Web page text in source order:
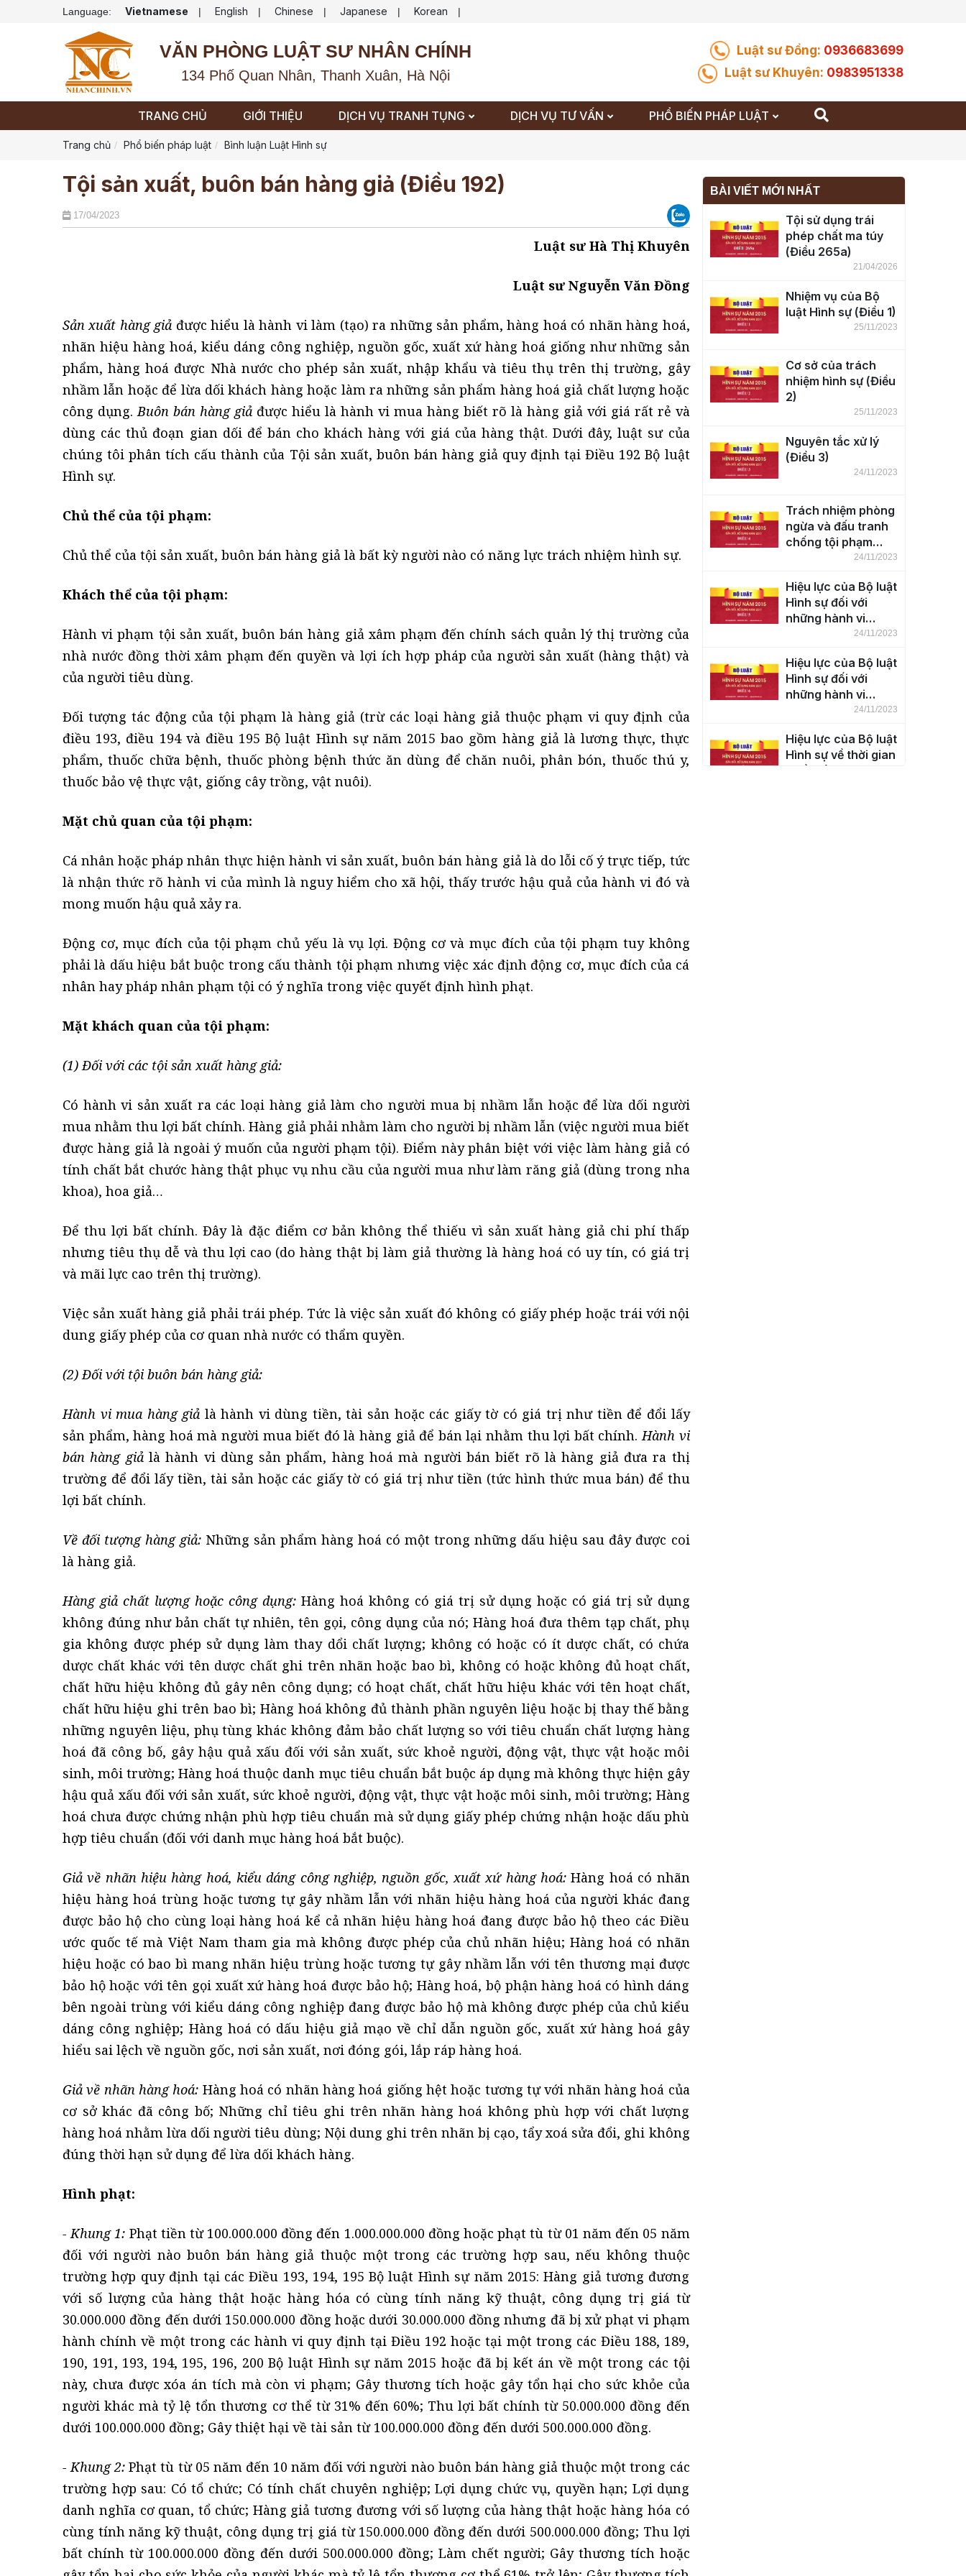
Language: Vietnamese | English | Chinese | Japanese | Korean |
VĂN PHÒNG LUẬT SƯ NHÂN CHÍNH
134 Phố Quan Nhân, Thanh Xuân, Hà Nội
Luật sư Đồng: 0936683699
Luật sư Khuyên: 0983951338
TRANG CHỦ GIỚI THIỆU DỊCH VỤ TRANH TỤNG DỊCH VỤ TƯ VẤN PHỔ BIẾN PHÁP LUẬT
Trang chủ Phổ biến pháp luật Bình luận Luật Hình sự
Tội sản xuất, buôn bán hàng giả (Điều 192)
17/04/2023
Luật sư Hà Thị Khuyên
Luật sư Nguyễn Văn Đồng
Sản xuất hàng giả được hiểu là hành vi làm (tạo) ra những sản phẩm, hàng hoá có nhãn hàng hoá,
nhãn hiệu hàng hoá, kiểu dáng công nghiệp, nguồn gốc, xuất xứ hàng hoá giống như những sản
phẩm, hàng hoá được Nhà nước cho phép sản xuất, nhập khẩu và tiêu thụ trên thị trường, gây
nhầm lẫn hoặc để lừa dối khách hàng hoặc làm ra những sản phẩm hàng hoá giả chất lượng hoặc
công dụng. Buôn bán hàng giả được hiểu là hành vi mua hàng biết rõ là hàng giả với giá rất rẻ và
dùng các thủ đoạn gian dối để bán cho khách hàng với giá của hàng thật. Dưới đây, luật sư của
chúng tôi phân tích cấu thành của Tội sản xuất, buôn bán hàng giả quy định tại Điều 192 Bộ luật
Hình sự.
Chủ thể của tội phạm:
Chủ thể của tội sản xuất, buôn bán hàng giả là bất kỳ người nào có năng lực trách nhiệm hình sự.
Khách thể của tội phạm:
Hành vi phạm tội sản xuất, buôn bán hàng giả xâm phạm đến chính sách quản lý thị trường của
nhà nước đồng thời xâm phạm đến quyền và lợi ích hợp pháp của người sản xuất (hàng thật) và
của người tiêu dùng.
Đối tượng tác động của tội phạm là hàng giả (trừ các loại hàng giả thuộc phạm vi quy định của
điều 193, điều 194 và điều 195 Bộ luật Hình sự năm 2015 bao gồm hàng giả là lương thực, thực
phẩm, thuốc chữa bệnh, thuốc phòng bệnh thức ăn dùng để chăn nuôi, phân bón, thuốc thú y,
thuốc bảo vệ thực vật, giống cây trồng, vật nuôi).
Mặt chủ quan của tội phạm:
Cá nhân hoặc pháp nhân thực hiện hành vi sản xuất, buôn bán hàng giả là do lỗi cố ý trực tiếp, tức
là nhận thức rõ hành vi của mình là nguy hiểm cho xã hội, thấy trước hậu quả của hành vi đó và
mong muốn hậu quả xảy ra.
Động cơ, mục đích của tội phạm chủ yếu là vụ lợi. Động cơ và mục đích của tội phạm tuy không
phải là dấu hiệu bắt buộc trong cấu thành tội phạm nhưng việc xác định động cơ, mục đích của cá
nhân hay pháp nhân phạm tội có ý nghĩa trong việc quyết định hình phạt.
Mặt khách quan của tội phạm:
(1) Đối với các tội sản xuất hàng giả:
Có hành vi sản xuất ra các loại hàng giả làm cho người mua bị nhầm lẫn hoặc để lừa dối người
mua nhằm thu lợi bất chính. Hàng giả phải nhằm làm cho người bị nhầm lẫn (việc người mua biết
được hàng giả là ngoài ý muốn của người phạm tội). Điểm này phân biệt với việc làm hàng giả có
tính chất bắt chước hàng thật phục vụ nhu cầu của người mua như làm răng giả (dùng trong nha
khoa), hoa giả…
Để thu lợi bất chính. Đây là đặc điểm cơ bản không thể thiếu vì sản xuất hàng giả chi phí thấp
nhưng tiêu thụ dễ và thu lợi cao (do hàng thật bị làm giả thường là hàng hoá có uy tín, có giá trị
và mãi lực cao trên thị trường).
Việc sản xuất hàng giả phải trái phép. Tức là việc sản xuất đó không có giấy phép hoặc trái với nội
dung giấy phép của cơ quan nhà nước có thẩm quyền.
(2) Đối với tội buôn bán hàng giả:
Hành vi mua hàng giả là hành vi dùng tiền, tài sản hoặc các giấy tờ có giá trị như tiền để đổi lấy
sản phẩm, hàng hoá mà người mua biết đó là hàng giả để bán lại nhằm thu lợi bất chính. Hành vi
bán hàng giả là hành vi dùng sản phẩm, hàng hoá mà người bán biết rõ là hàng giả đưa ra thị
trường để đổi lấy tiền, tài sản hoặc các giấy tờ có giá trị như tiền (tức hình thức mua bán) để thu
lợi bất chính.
Về đối tượng hàng giả: Những sản phẩm hàng hoá có một trong những dấu hiệu sau đây được coi
là hàng giả.
Hàng giả chất lượng hoặc công dụng: Hàng hoá không có giá trị sử dụng hoặc có giá trị sử dụng
không đúng như bản chất tự nhiên, tên gọi, công dụng của nó; Hàng hoá đưa thêm tạp chất, phụ
gia không được phép sử dụng làm thay dổi chất lượng; không có hoặc có ít dược chất, có chứa
dược chất khác với tên dược chất ghi trên nhãn hoặc bao bì, không có hoặc không đủ hoạt chất,
chất hữu hiệu không đủ gây nên công dụng; có hoạt chất, chất hữu hiệu khác với tên hoạt chất,
chất hữu hiệu ghi trên bao bì; Hàng hoá không đủ thành phần nguyên liệu hoặc bị thay thế bằng
những nguyên liệu, phụ tùng khác không đảm bảo chất lượng so với tiêu chuẩn chất lượng hàng
hoá đã công bố, gây hậu quả xấu đối với sản xuất, sức khoẻ người, động vật, thực vật hoặc môi
sinh, môi trường; Hàng hoá thuộc danh mục tiêu chuẩn bắt buộc áp dụng mà không thực hiện gây
hậu quả xấu đối với sản xuất, sức khoẻ người, động vật, thực vật hoặc môi sinh, môi trường; Hàng
hoá chưa được chứng nhận phù hợp tiêu chuẩn mà sử dụng giấy phép chứng nhận hoặc dấu phù
hợp tiêu chuẩn (đối với danh mục hàng hoá bắt buộc).
Giả về nhãn hiệu hàng hoá, kiểu dáng công nghiệp, nguồn gốc, xuất xứ hàng hoá:Hàng hoá có nhãn
hiệu hàng hoá trùng hoặc tương tự gây nhầm lẫn với nhãn hiệu hàng hoá của người khác đang
được bảo hộ cho cùng loại hàng hoá kể cả nhãn hiệu hàng hoá đang được bảo hộ theo các Điều
ước quốc tế mà Việt Nam tham gia mà không được phép của chủ nhãn hiệu; Hàng hoá có nhãn
hiệu hoặc có bao bì mang nhãn hiệu trùng hoặc tương tự gây nhầm lẫn với tên thương mại được
bảo hộ hoặc với tên gọi xuất xứ hàng hoá được bảo hộ; Hàng hoá, bộ phận hàng hoá có hình dáng
bên ngoài trùng với kiểu dáng công nghiệp đang được bảo hộ mà không được phép của chủ kiểu
dáng công nghiệp; Hàng hoá có dấu hiệu giả mạo về chỉ dẫn nguồn gốc, xuất xứ hàng hoá gây
hiểu sai lệch về nguồn gốc, nơi sản xuất, nơi đóng gói, lắp ráp hàng hoá.
Giả về nhãn hàng hoá: Hàng hoá có nhãn hàng hoá giống hệt hoặc tương tự với nhãn hàng hoá của
cơ sở khác đã công bố; Những chỉ tiêu ghi trên nhãn hàng hoá không phù hợp với chất lượng
hàng hoá nhằm lừa dối người tiêu dùng; Nội dung ghi trên nhãn bị cạo, tẩy xoá sửa đổi, ghi không
đúng thời hạn sử dụng để lừa dối khách hàng.
Hình phạt:
- Khung 1: Phạt tiền từ 100.000.000 đồng đến 1.000.000.000 đồng hoặc phạt tù từ 01 năm đến 05 năm
đối với người nào buôn bán hàng giả thuộc một trong các trường hợp sau, nếu không thuộc
trường hợp quy định tại các Điều 193, 194, 195 Bộ luật Hình sự năm 2015: Hàng giả tương đương
với số lượng của hàng thật hoặc hàng hóa có cùng tính năng kỹ thuật, công dụng trị giá từ
30.000.000 đồng đến dưới 150.000.000 đồng hoặc dưới 30.000.000 đồng nhưng đã bị xử phạt vi phạm
hành chính về một trong các hành vi quy định tại Điều 192 hoặc tại một trong các Điều 188, 189,
190, 191, 193, 194, 195, 196, 200 Bộ luật Hình sự năm 2015 hoặc đã bị kết án về một trong các tội
này, chưa được xóa án tích mà còn vi phạm; Gây thương tích hoặc gây tổn hại cho sức khỏe của
người khác mà tỷ lệ tổn thương cơ thể từ 31% đến 60%; Thu lợi bất chính từ 50.000.000 đồng đến
dưới 100.000.000 đồng; Gây thiệt hại về tài sản từ 100.000.000 đồng đến dưới 500.000.000 đồng.
- Khung 2:Phạt tù từ 05 năm đến 10 năm đối với người nào buôn bán hàng giả thuộc một trong các
trường hợp sau: Có tổ chức; Có tính chất chuyên nghiệp; Lợi dụng chức vụ, quyền hạn; Lợi dụng
danh nghĩa cơ quan, tổ chức; Hàng giả tương đương với số lượng của hàng thật hoặc hàng hóa có
cùng tính năng kỹ thuật, công dụng trị giá từ 150.000.000 đồng đến dưới 500.000.000 đồng; Thu lợi
bất chính từ 100.000.000 đồng đến dưới 500.000.000 đồng; Làm chết người; Gây thương tích hoặc
BÀI VIẾT MỚI NHẤT
Tội sử dụng trái
phép chất ma túy
(Điều 265a)
21/04/2026
Nhiệm vụ của Bộ
luật Hình sự (Điều 1)
25/11/2023
Cơ sở của trách
nhiệm hình sự (Điều
2)
25/11/2023
Nguyên tắc xử lý
(Điều 3)
24/11/2023
Trách nhiệm phòng
ngừa và đấu tranh
chống tội phạm
24/11/2023
Hiệu lực của Bộ luật
Hình sự đối với
những hành vi
phạm tội trên lãnh
xã hội chủ nghĩa
Việt Nam (Điều 5)
24/11/2023
Hiệu lực của Bộ luật
Hình sự đối với
những hành vi
phạm tội ở ngoài
hòa xã hội chủ
nghĩa Việt Nam
24/11/2023
Hiệu lực của Bộ luật
Hình sự về thời gian
(Điều 7)